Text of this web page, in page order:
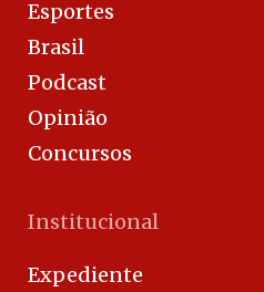
Esportes
Brasil
Podcast
Opinião
Concursos
Institucional
Expediente